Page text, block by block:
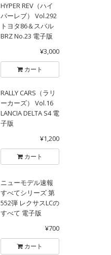
HYPER REV（ハイ
パーレブ） Vol.292
トヨタ86＆スバル
BRZ No.23 電子版
¥3,000
カート
RALLY CARS（ラリ
ーカーズ） Vol.16
LANCIA DELTA S4 電
子版
¥1,200
カート
ニューモデル速報
すべてシリーズ 第
552弾 レクサスLCの
すべて 電子版
¥700
カート